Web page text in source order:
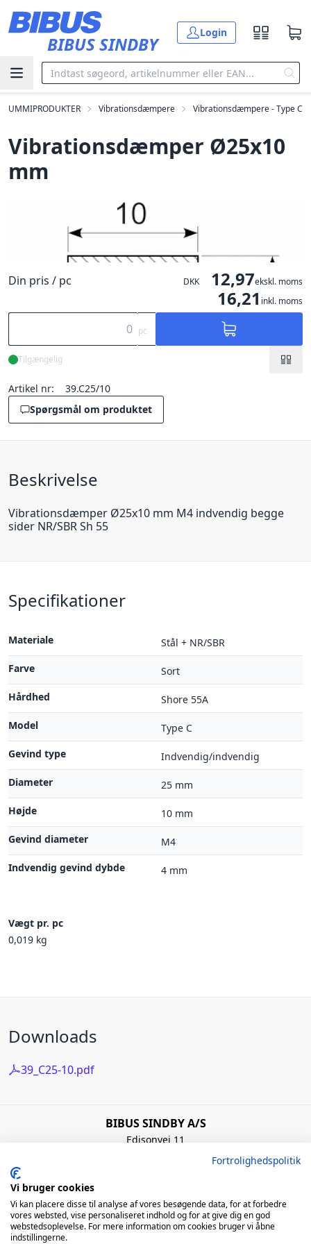
BIBUS SINDBY
Login
GUMMIPRODUKTER Vibrationsdæmpere Vibrationsdæmpere - Type C
Vibrationsdæmper Ø25x10
mm
Din pris / pc DKK 12,97ekskl. moms
16,21 inkl. moms
pc
Tilgængelig
Artikel nr:
39.C25/10
Spørgsmål om produktet
Beskrivelse
Vibrationsdæmper Ø25x10 mm M4 indvendig begge
sider NR/SBR Sh 55
Specifikationer
Materiale
Stål + NR/SBR
Farve
Sort
Hårdhed
Shore 55A
Model
Type C
Gevind type
Indvendig/indvendig
Diameter
25 mm
Højde
10 mm
Gevind diameter
M4
Indvendig gevind dybde
4 mm
Vægt pr. pc
0,019 kg
Downloads
39_C25-10.pdf
BIBUS SINDBY A/S
Edisonvej 11
Åbningstider
Fortrolighedspolitik
Vi bruger cookies
Vi kan placere disse til analyse af vores besøgende data, for at forbedre
vores websted, vise personaliseret indhold og for at give dig en god
webstedsoplevelse. For mere information om cookies bruger vi åbne
indstillingerne.